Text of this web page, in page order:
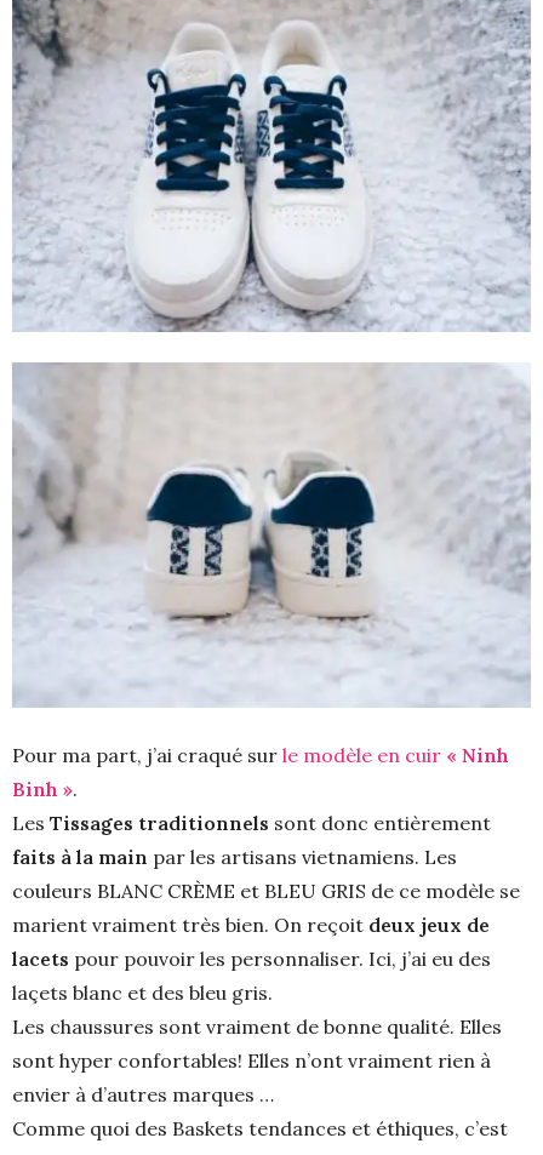
Pour ma part, j’ai craqué sur le modèle en cuir « Ninh
Binh ».
Les Tissages traditionnels sont donc entièrement
faits à la main par les artisans vietnamiens. Les
couleurs BLANC CRÈME et BLEU GRIS de ce modèle se
marient vraiment très bien. On reçoit deux jeux de
lacets pour pouvoir les personnaliser. Ici, j’ai eu des
laçets blanc et des bleu gris.
Les chaussures sont vraiment de bonne qualité. Elles
sont hyper confortables! Elles n’ont vraiment rien à
envier à d’autres marques …
Comme quoi des Baskets tendances et éthiques, c’est